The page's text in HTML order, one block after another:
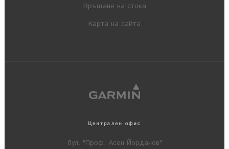
Връщане на стока
Карта на сайта
Централен офис
бул. "Проф. Асен Йорданов"